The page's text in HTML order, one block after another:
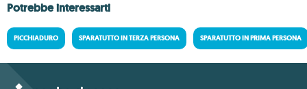
Potrebbe interessarti
PICCHIADURO SPARATUTTO IN TERZA PERSONA SPARATUTTO IN PRIMA PERSONA